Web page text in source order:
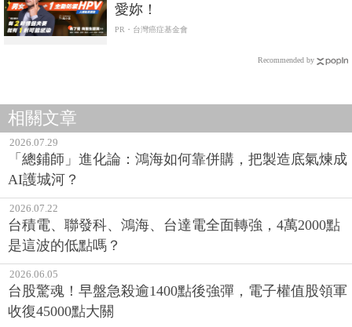
愛妳！
PR・台灣癌症基金會
Recommended by
相關文章
2026.07.29
「總鋪師」進化論：鴻海如何靠併購，把製造底氣煉成
AI護城河？
2026.07.22
台積電、聯發科、鴻海、台達電全面轉強，4萬2000點
是這波的低點嗎？
2026.06.05
台股驚魂！早盤急殺逾1400點後強彈，電子權值股領軍
收復45000點大關